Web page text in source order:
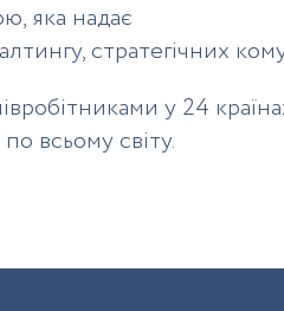
яка надає
стратегічних
у 24
всьому світу.